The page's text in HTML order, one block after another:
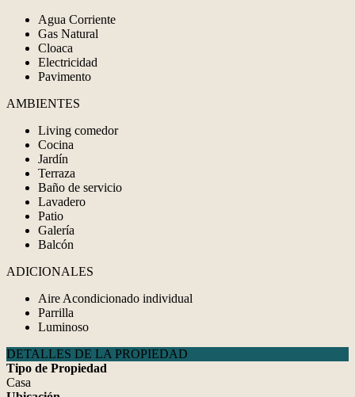
Agua Corriente
Gas Natural
Cloaca
Electricidad
Pavimento
AMBIENTES
Living comedor
Cocina
Jardín
Terraza
Baño de servicio
Lavadero
Patio
Galería
Balcón
ADICIONALES
Aire Acondicionado individual
Parrilla
Luminoso
DETALLES DE LA PROPIEDAD
Tipo de Propiedad
Casa